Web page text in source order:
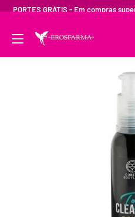
PORTES GRÁTIS - Em compras